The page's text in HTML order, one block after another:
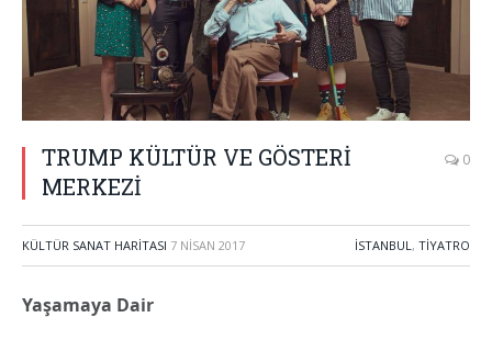
TRUMP KÜLTÜR VE GÖSTERİ
MERKEZİ
0
KÜLTÜR SANAT HARITASI 7 NISAN 2017 İSTANBUL, TIYATRO
Yaşamaya Dair